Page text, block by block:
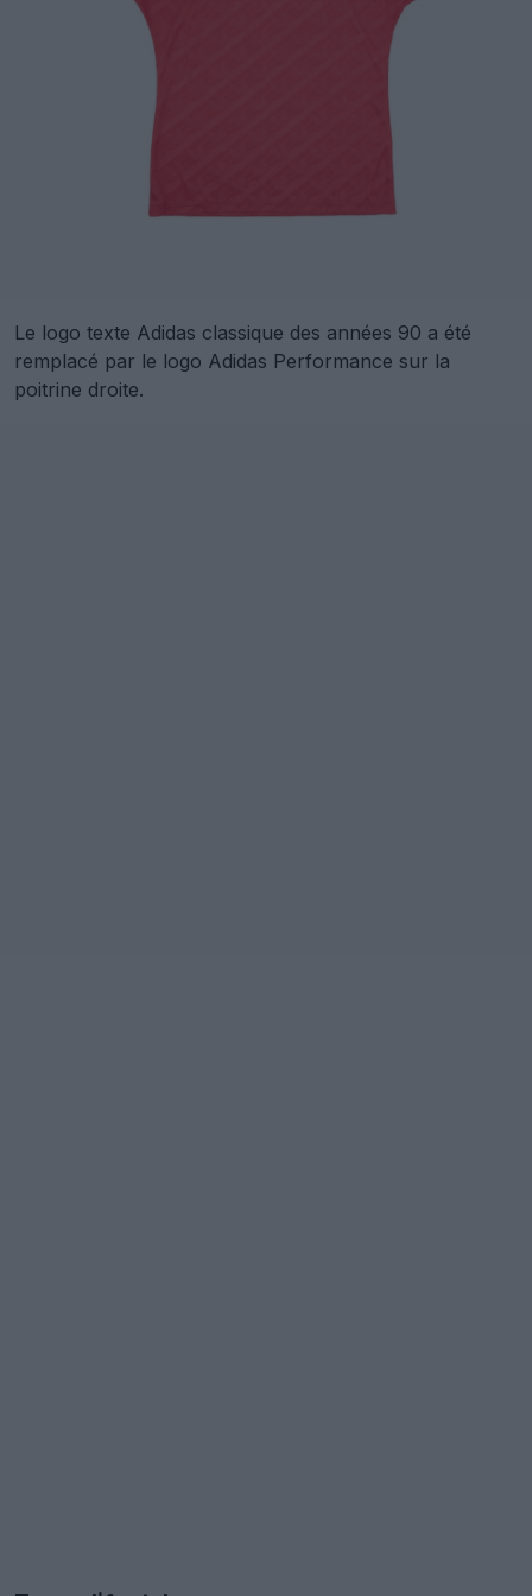
Le logo texte Adidas classique des années 90 a été
remplacé par le logo Adidas Performance sur la
poitrine droite.